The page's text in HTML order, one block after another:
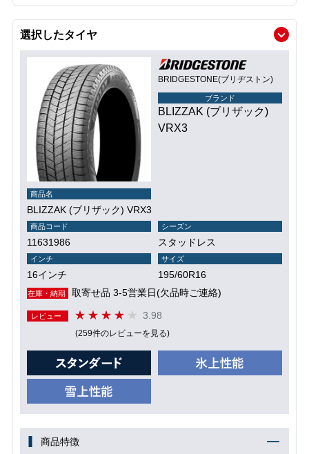
選択したタイヤ
BRIDGESTONE(ブリヂストン)
ブランド
BLIZZAK (ブリザック)
VRX3
商品名
BLIZZAK (ブリザック) VRX3
商品コード
11631986
シーズン
スタッドレス
インチ
16インチ
サイズ
195/60R16
在庫・納期 取寄せ品 3-5営業日(欠品時ご連絡)
レビュー 3.98
(259件のレビューを見る)
商品特徴